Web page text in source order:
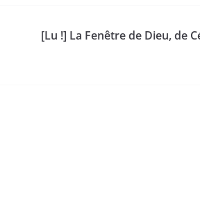
[Lu !] La Fenêtre de Dieu, de